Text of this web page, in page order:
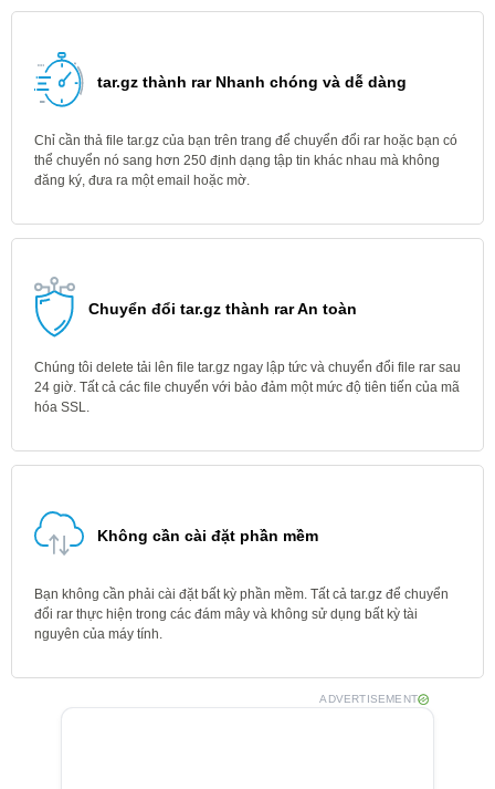
tar.gz thành rar Nhanh chóng và dễ dàng
Chỉ cần thả file tar.gz của bạn trên trang để chuyển đổi rar hoặc bạn có
thể chuyển nó sang hơn 250 định dạng tập tin khác nhau mà không
đăng ký, đưa ra một email hoặc mờ.
Chuyển đổi tar.gz thành rar An toàn
Chúng tôi delete tải lên file tar.gz ngay lập tức và chuyển đổi file rar sau
24 giờ. Tất cả các file chuyển với bảo đảm một mức độ tiên tiến của mã
hóa SSL.
Không cần cài đặt phần mềm
Bạn không cần phải cài đặt bất kỳ phần mềm. Tất cả tar.gz để chuyển
đổi rar thực hiện trong các đám mây và không sử dụng bất kỳ tài
nguyên của máy tính.
ADVERTISEMENT